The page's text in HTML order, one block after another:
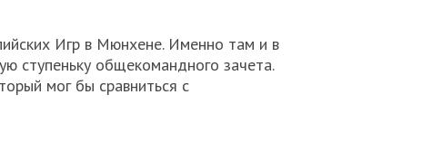
Игр в Мюнхене. Именно там и в
ступеньку общекомандного зачета.
мог бы сравниться с